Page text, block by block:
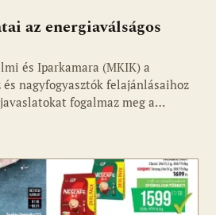
az energiaválságos
és Iparkamara (MKIK) a
nagyfogyasztók felajánlásaihoz
fogalmaz meg a…